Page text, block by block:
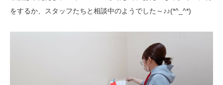
をするか、スタッフたちと相談中のようでした～♪♪(*^_^*)